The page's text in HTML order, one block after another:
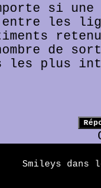
si
les
de
plus
Smileys dans